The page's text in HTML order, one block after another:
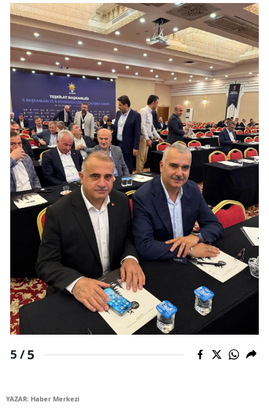
Tunceli
Şanlıurfa
Uşak
Van
Yozgat
Zonguldak
Aksaray
Bayburt
Karaman
Kırıkkale
Batman
Şırnak
Bartın
5 /5
YAZAR: Haber Merkezi